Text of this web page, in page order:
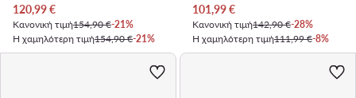
Τρέχουσα τιμή
120,99€
Κανονική τιμή154,90 €-21%
Η χαμηλότερη τιμή154,90 €-21%
Τρέχουσα τιμή
101,99€
Κανονική τιμή142,90 €-28%
Η χαμηλότερη τιμή111,99 €-8%